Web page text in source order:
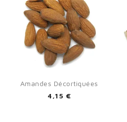
Amandes Décortiquées
4,15 €